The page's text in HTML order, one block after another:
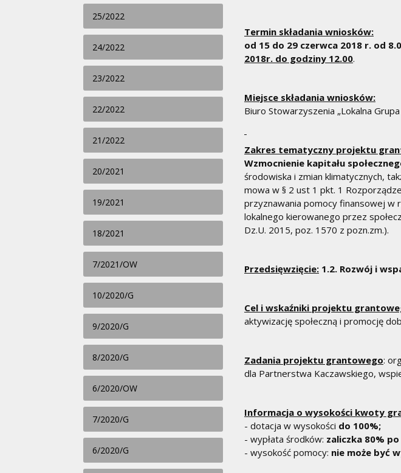
25/2022
24/2022
23/2022
22/2022
21/2022
20/2021
19/2021
18/2021
7/2021/OW
10/2020/G
9/2020/G
8/2020/G
6/2020/OW
7/2020/G
6/2020/G
Termin składania wniosków:
od 15 do 29 czerwca 2018 r. od
2018r. do godziny 12.00.
Miejsce składania wniosków:
Biuro Stowarzyszenia „Lokalna
Zakres tematyczny projektu
Wzmocnienie kapitału
środowiska i zmian klimatycznych,
mowa w § 2 ust 1 pkt. 1
przyznawania pomocy finansowej w
lokalnego kierowanego przez
Dz.U. 2015, poz. 1570 z pozn.zm.).
Przedsięwzięcie: 1.2. Rozwój i
Cel i wskaźniki projektu
aktywizację społeczną i promocję
Zadania projektu grantowego:
dla Partnerstwa Kaczawskiego,
Informacja o wysokości kwoty
- dotacja w wysokości do 100%;
- wypłata środków: zaliczka 80%
- wysokość pomocy: nie może być